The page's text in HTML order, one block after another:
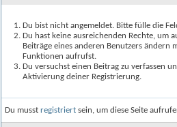
Du bist nicht angemeldet. Bitte fülle die
Du hast keine ausreichenden Rechte, um
Beiträge eines anderen Benutzers
Funktionen aufrufst.
Du versuchst einen Beitrag zu verfassen
Aktivierung deiner Registrierung.
Du musst registriert sein, um diese Seite